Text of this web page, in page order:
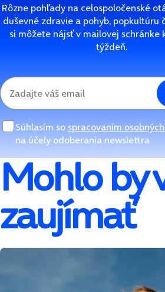
Rôzne pohľady na celospoločenské
duševné zdravie a pohyb, popkultúru
si môžete nájsť v mailovej schránke
týždeň.
Súhlasím so spracovaním
na účely odoberania newslettra
Mohlo by
zaujímať